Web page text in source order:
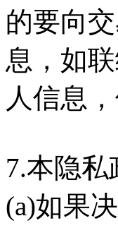
的要向
息，如
人信息
7.本隐私
(a)如果